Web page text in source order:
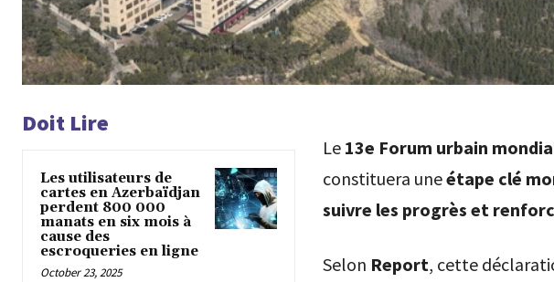
Doit Lire
Les utilisateurs de
cartes en Azerbaïdjan
perdent 800 000
manats en six mois à
cause des
escroqueries en ligne
October 23, 2025
Le 13e Forum urbain
constituera uneétape clé
suivre les progrès et
Selon Report, cette